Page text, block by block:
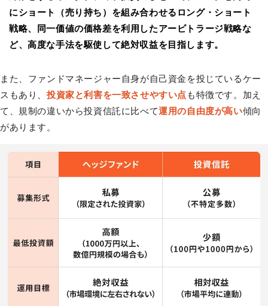
にショート（売り持ち）を組み合わせるロング・ショート
戦略、同一価値の価格差を利用したアービトラージ戦略な
ど、高度な手法を駆使して絶対収益を目指します。
また、ファンドマネージャー自身が自己資金を投じているケー
スもあり、 投資家と利害を一致させやすい点 も特徴です。加え
て、規制の違いから投資信託に比べて運用の自由度が高い傾向
があります。